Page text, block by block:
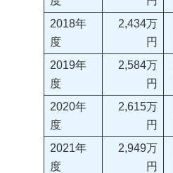
2018年
度
2,434万
円
2019年
度
2,584万
円
2020年
度
2,615万
円
2021年
度
2,949万
円